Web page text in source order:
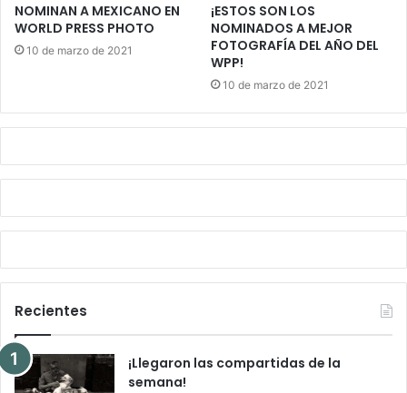
NOMINAN A MEXICANO EN
WORLD PRESS PHOTO
10 de marzo de 2021
¡ESTOS SON LOS
NOMINADOS A MEJOR
FOTOGRAFÍA DEL AÑO DEL
WPP!
10 de marzo de 2021
Recientes
¡Llegaron las compartidas de la
semana!